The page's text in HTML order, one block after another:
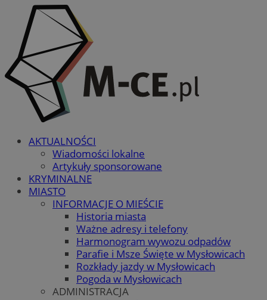
AKTUALNOŚCI
Wiadomości lokalne
Artykuły sponsorowane
KRYMINALNE
MIASTO
INFORMACJE O MIEŚCIE
Historia miasta
Ważne adresy i telefony
Harmonogram wywozu odpadów
Parafie i Msze Święte w Mysłowicach
Rozkłady jazdy w Mysłowicach
Pogoda w Mysłowicach
ADMINISTRACJA